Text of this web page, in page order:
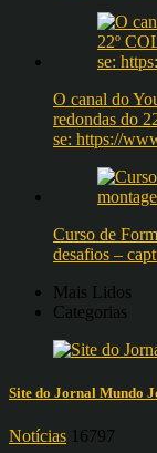
O canal do
redondas do
se: https://
Curso de
desafios –
Mais Lidos
Categorias
Site do Jornal Mundo
Notícias 16797